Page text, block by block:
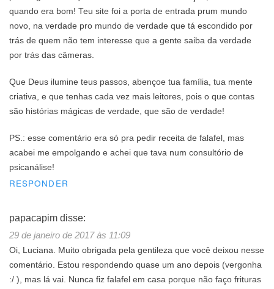
quando era bom! Teu site foi a porta de entrada prum mundo
novo, na verdade pro mundo de verdade que tá escondido por
trás de quem não tem interesse que a gente saiba da verdade
por trás das câmeras.
Que Deus ilumine teus passos, abençoe tua família, tua mente
criativa, e que tenhas cada vez mais leitores, pois o que contas
são histórias mágicas de verdade, que são de verdade!
PS.: esse comentário era só pra pedir receita de falafel, mas
acabei me empolgando e achei que tava num consultório de
psicanálise!
RESPONDER
papacapim disse:
29 de janeiro de 2017 às 11:09
Oi, Luciana. Muito obrigada pela gentileza que você deixou nesse
comentário. Estou respondendo quase um ano depois (vergonha
:/ ), mas lá vai. Nunca fiz falafel em casa porque não faço frituras